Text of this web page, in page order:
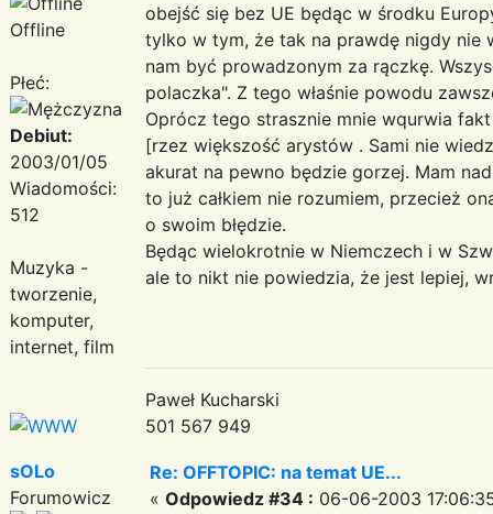
Offline
Płeć:
Debiut:
2003/01/05
Wiadomości:
512
Muzyka -
tworzenie,
komputer,
internet, film
obejść się bez UE będąc w środku
tylko w tym, że tak na prawdę nigdy nie
nam być prowadzonym za rączkę.
polaczka". Z tego właśnie powodu
Oprócz tego strasznie mnie wqurwia
[rzez większość arystów . Sami nie
akurat na pewno będzie gorzej. Mam
to już całkiem nie rozumiem, przecież
o swoim błędzie.
Będąc wielokrotnie w Niemczech i w
ale to nikt nie powiedzia, że jest lepiej,
Paweł Kucharski
501 567 949
sOLo
Forumowicz
Re: OFFTOPIC: na temat UE...
« Odpowiedz #34 : 06-06-2003